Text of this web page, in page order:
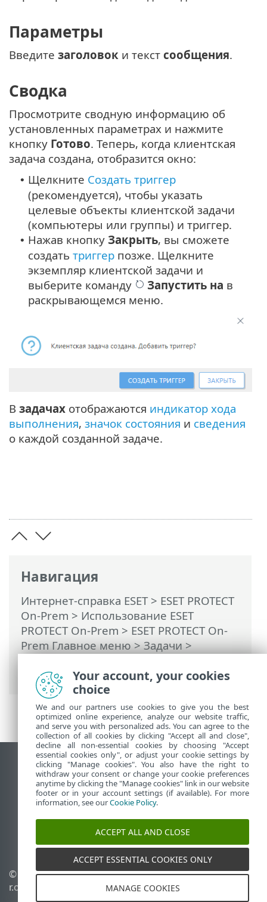
Навигация
Интернет-справка ESET> ESET PROTECT
On-Prem > Использование ESET
PROTECT On-Prem > ESET PROTECT On-
Prem Главное меню>Задачи>
сообщения
Параметры
Введите заголовок и текст сообщения.
Сводка
Просмотрите сводную информацию об
установленных параметрах и нажмите
кнопку Готово. Теперь, когда клиентская
задача создана, отобразится окно:
• Щелкните Создать триггер
(рекомендуется), чтобы указать
целевые объекты клиентской задачи
(компьютеры или группы) и триггер.
• Нажав кнопку Закрыть, вы сможете
создать триггер позже. Щелкните
экземпляр клиентской задачи и
выберите команду
Запустить на в
раскрывающемся меню.
В задачах отображаются индикатор хода
выполнения, значок состояния и сведения
о каждой созданной задаче.
Использовать сайт для ПК
End of Life
База знаний ESET
ESET Status Portal
Региональная поддержка
© 1992 - 2026 ESET, spol. s
r.o. - Все права защищены.
Управлять файлами
Your account, your cookies
choice
We and our partners use cookies to give you the best
optimized online experience, analyze our website traffic,
and serve you with personalized ads. You can agree to the
collection of all cookies by clicking "Accept all and close",
decline all non-essential cookies by choosing "Accept
essential cookies only", or adjust your cookie settings by
clicking "Manage cookies". You also have the right to
withdraw your consent or change your cookie preferences
anytime by clicking the "Manage cookies" link in our website
footer or in your account settings (if available). For more
information, see ourCookie Policy.
ACCEPT ALL AND CLOSE
ACCEPT ESSENTIAL COOKIES ONLY
MANAGE COOKIES